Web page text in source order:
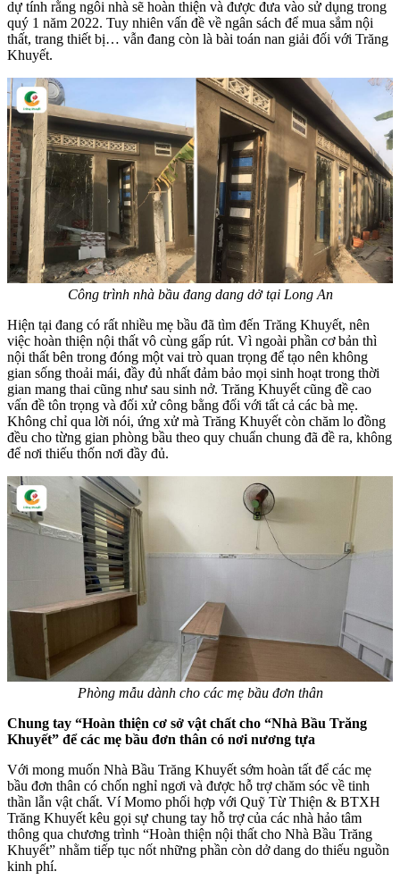
dự tính rằng ngôi nhà sẽ hoàn thiện và được đưa vào sử dụng trong
quý 1 năm 2022. Tuy nhiên vấn đề về ngân sách để mua sắm nội
thất, trang thiết bị… vẫn đang còn là bài toán nan giải đối với Trăng
Khuyết.
Công trình nhà bầu đang dang dở tại Long An
Hiện tại đang có rất nhiều mẹ bầu đã tìm đến Trăng Khuyết, nên
việc hoàn thiện nội thất vô cùng gấp rút. Vì ngoài phần cơ bản thì
nội thất bên trong đóng một vai trò quan trọng để tạo nên không
gian sống thoải mái, đầy đủ nhất đảm bảo mọi sinh hoạt trong thời
gian mang thai cũng như sau sinh nở. Trăng Khuyết cũng đề cao
vấn đề tôn trọng và đối xử công bằng đối với tất cả các bà mẹ.
Không chỉ qua lời nói, ứng xử mà Trăng Khuyết còn chăm lo đồng
đều cho từng gian phòng bầu theo quy chuẩn chung đã đề ra, không
để nơi thiếu thốn nơi đầy đủ.
Phòng mẫu dành cho các mẹ bầu đơn thân
Chung tay “Hoàn thiện cơ sở vật chất cho “Nhà Bầu Trăng
Khuyết” để các mẹ bầu đơn thân có nơi nương tựa
Với mong muốn Nhà Bầu Trăng Khuyết sớm hoàn tất để các mẹ
bầu đơn thân có chốn nghỉ ngơi và được hỗ trợ chăm sóc về tinh
thần lẫn vật chất. Ví Momo phối hợp với Quỹ Từ Thiện & BTXH
Trăng Khuyết kêu gọi sự chung tay hỗ trợ của các nhà hảo tâm
thông qua chương trình “Hoàn thiện nội thất cho Nhà Bầu Trăng
Khuyết” nhằm tiếp tục nốt những phần còn dở dang do thiếu nguồn
kinh phí.